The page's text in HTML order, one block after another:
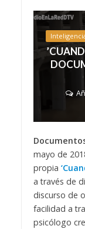
mayo de
propia
a través de
discurso de
facilidad a
psicólogo